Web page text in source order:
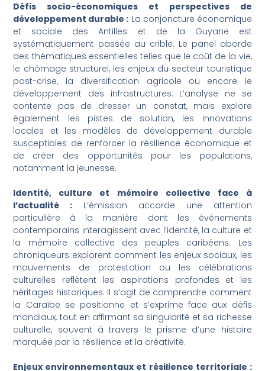
Défis socio-économiques et perspectives de
développement durable : La conjoncture économique
et sociale des Antilles et de la Guyane est
systématiquement passée au crible. Le panel aborde
des thématiques essentielles telles que le coût de la vie,
le chômage structurel, les enjeux du secteur touristique
post-crise, la diversification agricole ou encore le
développement des infrastructures. L’analyse ne se
contente pas de dresser un constat, mais explore
également les pistes de solution, les innovations
locales et les modèles de développement durable
susceptibles de renforcer la résilience économique et
de créer des opportunités pour les populations,
notamment la jeunesse.
Identité, culture et mémoire collective face à
l’actualité : L’émission accorde une attention
particulière à la manière dont les événements
contemporains interagissent avec l’identité, la culture et
la mémoire collective des peuples caribéens. Les
chroniqueurs explorent comment les enjeux sociaux, les
mouvements de protestation ou les célébrations
culturelles reflètent les aspirations profondes et les
héritages historiques. Il s’agit de comprendre comment
la Caraïbe se positionne et s’exprime face aux défis
mondiaux, tout en affirmant sa singularité et sa richesse
culturelle, souvent à travers le prisme d’une histoire
marquée par la résilience et la créativité.
Enjeux environnementaux et résilience territoriale :